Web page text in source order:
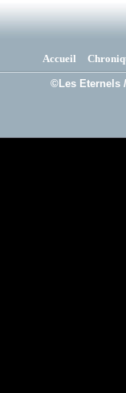
Accueil
©Les Eternels